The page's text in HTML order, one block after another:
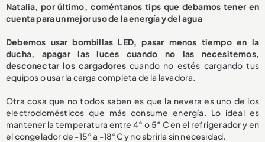
Natalia, por último, coméntanos tips que debamos tener en
cuenta para un mejor uso de la energía y del agua
Debemos usar bombillas LED, pasar menos tiempo en la
ducha, apagar las luces cuando no las necesitemos,
desconectar los cargadores cuando no estés cargando tus
equipos o usar la carga completa de la lavadora.
Otra cosa que no todos saben es que la nevera es uno de los
electrodomésticos que más consume energía. Lo ideal es
mantener la temperatura entre 4° o 5° C en el refrigerador y en
el congelador de -15° a -18°C y no abrirla sin necesidad.